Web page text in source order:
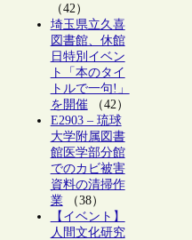
（42）
埼玉県立久喜
図書館、休館
日特別イベン
ト「本のタイ
トルで一句!」
を開催（42）
E2903 – 琉球
大学附属図書
館医学部分館
でのカビ被害
資料の清掃作
業（38）
【イベント】
人間文化研究